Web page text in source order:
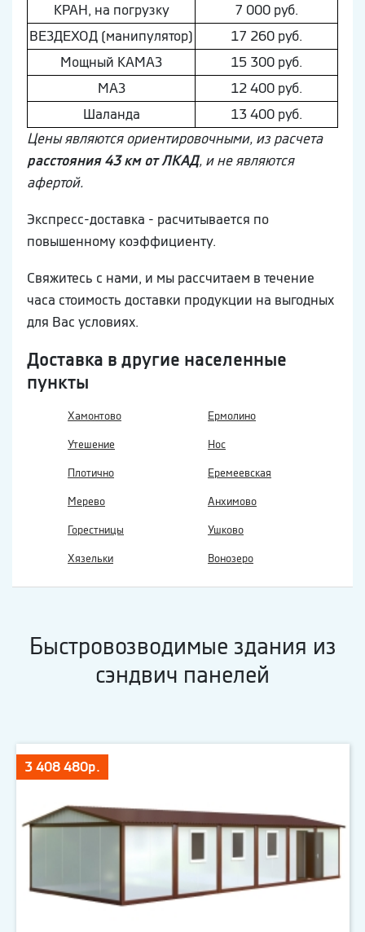
КРАН, на погрузку
7 000 руб.
ВEЗДEХОД (манипулятор)
17 260 руб.
Мощный КAМAЗ
15 300 руб.
МAЗ
12 400 руб.
Шaлaнда
13 400 руб.
Цены являются ориентировочными, из расчета
расстояния 43 км от ЛКАД, и не являются
афертой.
Экспресс-доставка - расчитывается по
повышенному коэффициенту.
Свяжитесь с нами, и мы рассчитаем в течение
часа стоимость доставки продукции на выгодных
для Вас условиях.
Доставка в другие населенные
пункты
Хамонтово Ермолино
Утешение Нос
Плотично Еремеевская
Мерево Анхимово
Горестницы Ушково
Хязельки Вонозеро
Быстровозводимые здания из
сэндвич панелей
3 408 480р.